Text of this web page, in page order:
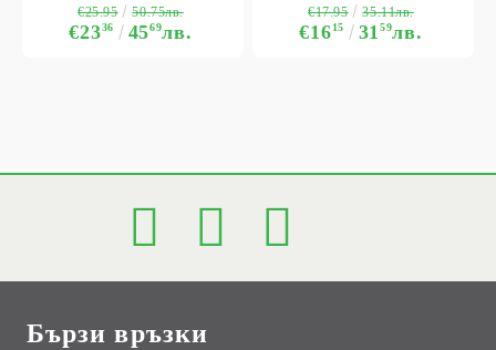
€2336 4569лв.
€25.95 50.75лв.
€1615 3159лв.
€17.95 35.11лв.
Бързи връзки